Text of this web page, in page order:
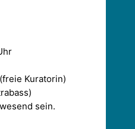
Kuratorin)
sein.